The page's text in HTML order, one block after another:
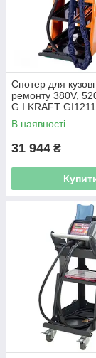
Спотер для
ремонту 380V,
G.I.KRAFT
В наявності
31 944 ₴